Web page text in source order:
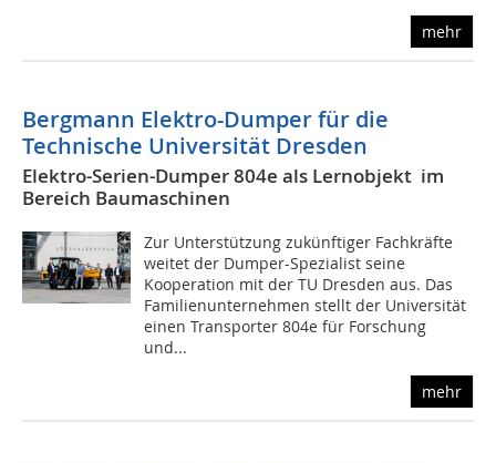
mehr
Bergmann Elektro-Dumper für die
Technische Universität Dresden
Elektro-Serien-Dumper 804e als Lernobjekt im
Bereich Baumaschinen
Zur Unterstützung zukünftiger Fachkräfte
weitet der Dumper-Spezialist seine
Kooperation mit der TU Dresden aus. Das
Familienunternehmen stellt der Universität
einen Transporter 804e für Forschung
und...
mehr